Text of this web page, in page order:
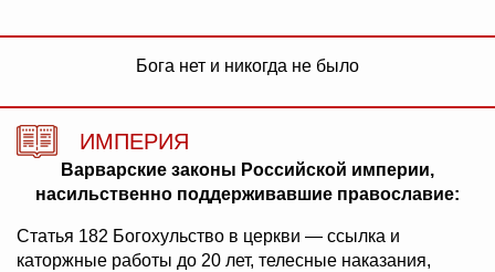
Бога нет и никогда не было
ИМПЕРИЯ
Варварские законы Российской империи,
насильственно поддерживавшие православие:
Статья 182 Богохульство в церкви — ссылка и
каторжные работы до 20 лет, телесные наказания,